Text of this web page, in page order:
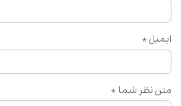
متن نظر شما *
ایمیل *